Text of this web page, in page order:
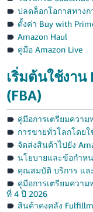
ปลดล็อกโอกาสทางก
ตั้งค่า Buy with
Amazon Haul
คู่มือ Amazon Live
เริ่มต้นใช้งา
(FBA)
คู่มือการเตรียมควา
การขายทั่วโลกโดยใ
จัดส่งสินค้าไปยัง
นโยบายและข้อกำห
คุณสมบัติ บริการ แล
คู่มือการเตรียมควา
ที่ 4 ปี 2026
สินค้าคงคลัง